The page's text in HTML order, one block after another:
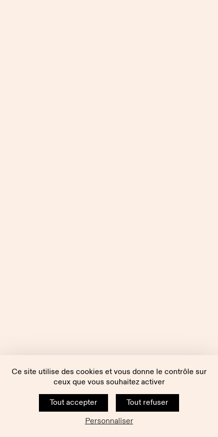
Ce site utilise des cookies et vous donne le contrôle sur
ceux que vous souhaitez activer
Tout accepter
Tout refuser
Personnaliser